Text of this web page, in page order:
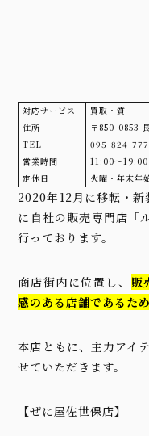
対応サービス
買取・質
住所
〒850-0853
TEL
095-824-
営業時間
11:00〜19:00
定休日
火曜・年末年
2020年12月に移転・新
に自社の販売専門店「
行っております。
商店街内に位置し、 販
感のある店舗であるた
本店ともに、主力アイ
せていただきます。
【ぜに屋佐世保店】